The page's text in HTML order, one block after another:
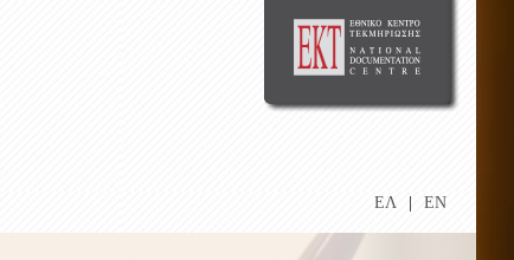
ΕΛ EN